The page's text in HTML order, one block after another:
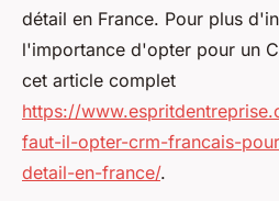
détail en France. Pour plus
l'importance d'opter pour un
cet article complet
https://
faut-il-opter-crm-francais-
detail-en-france/.